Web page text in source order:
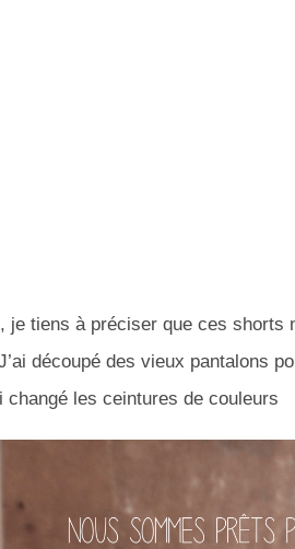
je tiens à préciser que ces
découpé des vieux pantalons
changé les ceintures de couleurs